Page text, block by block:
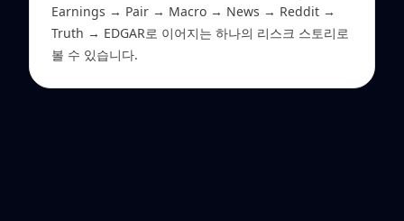
Earnings → Pair → Macro → News → Reddit →
Truth → EDGAR로 이어지는 하나의 리스크 스토리로
볼 수 있습니다.